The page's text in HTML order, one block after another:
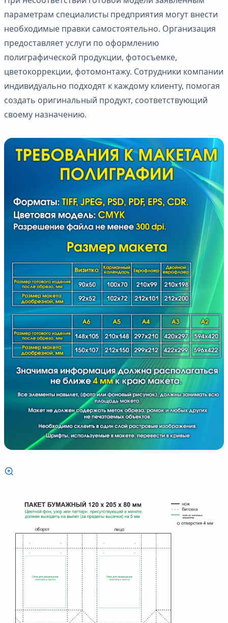
параметрам специалисты предприятия могут внести
необходимые правки самостоятельно. Организация
предоставляет услуги по оформлению
полиграфической продукции, фотосъемке,
цветокоррекции, фотомонтажу. Сотрудники компании
индивидуально подходят к каждому клиенту, помогая
создать оригинальный продукт, соответствующий
своему назначению.